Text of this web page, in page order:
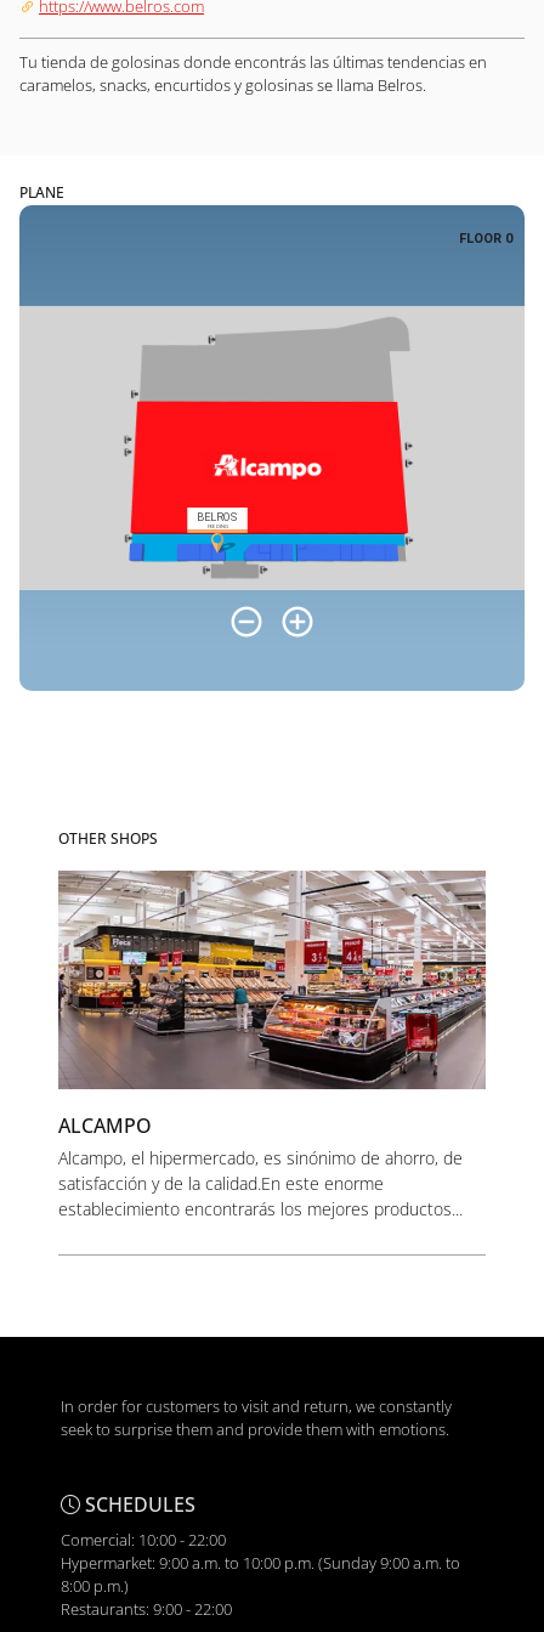
https://www.belros.com
Tu tienda de golosinas donde encontrás las últimas tendencias en
caramelos, snacks, encurtidos y golosinas se llama Belros.
PLANE
OTHER SHOPS
ALCAMPO
Alcampo, el hipermercado, es sinónimo de ahorro, de
satisfacción y de la calidad.En este enorme
establecimiento encontrarás los mejores productos...
In order for customers to visit and return, we constantly
seek to surprise them and provide them with emotions.
SCHEDULES
Comercial: 10:00 - 22:00
Hypermarket: 9:00 a.m. to 10:00 p.m. (Sunday 9:00 a.m. to
8:00 p.m.)
Restaurants: 9:00 - 22:00